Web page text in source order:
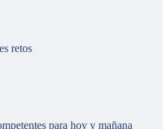
retos
para hoy y mañana